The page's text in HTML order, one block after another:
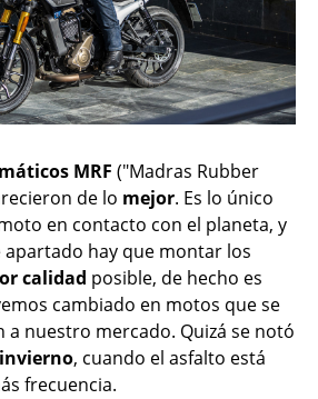
MRF ("Madras Rubber
de lo mejor. Es lo único
en contacto con el planeta, y
apartado hay que montar los
calidad posible, de hecho es
cambiado en motos que se
a nuestro mercado. Quizá se notó
invierno, cuando el asfalto está
frecuencia.